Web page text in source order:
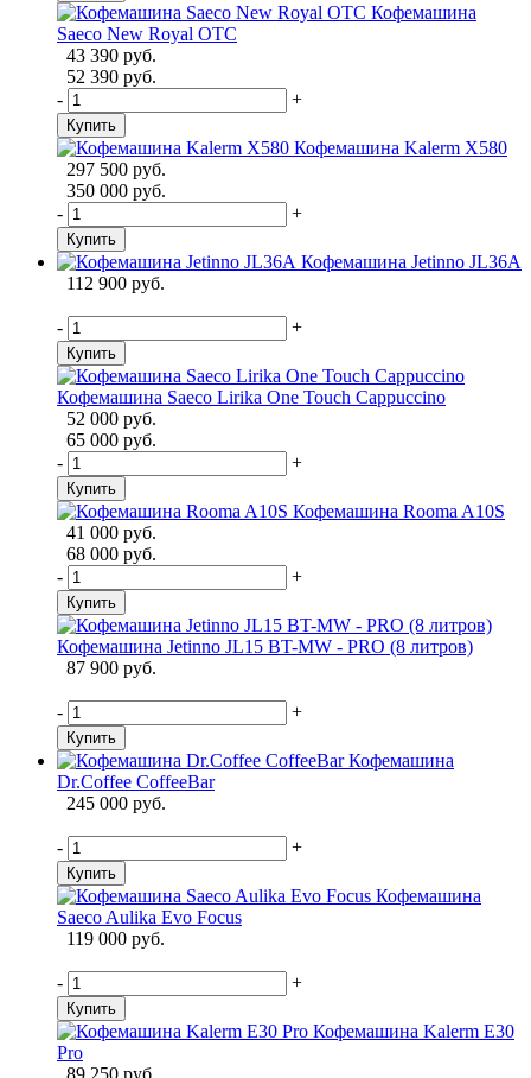
Кофемашина
Saeco New Royal OTC
43 390 руб.
52 390 руб.
-
+
Купить
Кофемашина Kalerm X580
297 500 руб.
350 000 руб.
-
+
Купить
Кофемашина Jetinno JL36A
112 900 руб.
- +
Купить
Кофемашина Saeco Lirika One Touch Cappuccino
52 000 руб.
65 000 руб.
-
+
Купить
Кофемашина Rooma A10S
41 000 руб.
68 000 руб.
-
+
Купить
Кофемашина Jetinno JL15 ВT-MW - PRO (8 литров)
87 900 руб.
- +
Купить
Кофемашина
Dr.Coffee CoffeeBar
245 000 руб.
- +
Купить
Кофемашина
Saeco Aulika Evo Focus
119 000 руб.
- +
Купить
Кофемашина Kalerm E30
Pro
89 250 руб.